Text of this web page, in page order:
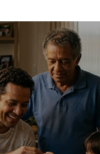
do Andaraí